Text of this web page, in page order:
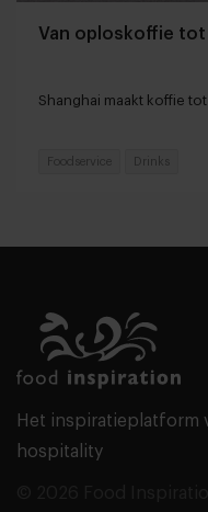
Van oploskoffie
Shanghai maakt koffie
Foodservice Drinks
Het inspiratieplatform
hospitality